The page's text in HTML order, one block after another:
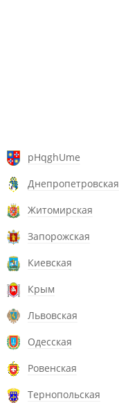
pHqghUme
Днепропетровская
Житомирская
Запорожская
Киевская
Крым
Львовская
Одесская
Ровенская
Тернопольская